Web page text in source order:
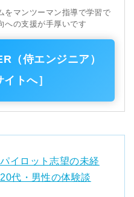
をマンツーマン指導で学習で
への支援が手厚いです
（侍エンジニア）
トへ］
イロット志望の未経
代・男性の体験談